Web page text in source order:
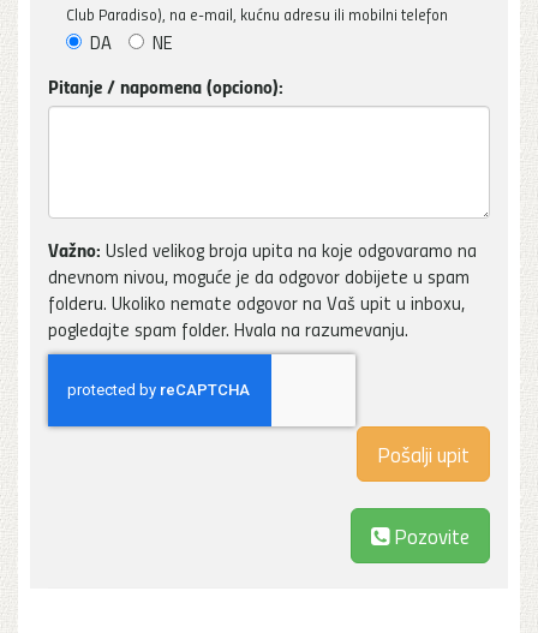
Club Paradiso), na e-mail, kućnu adresu ili mobilni telefon
DA NE
Pitanje / napomena (opciono):
Važno: Usled velikog broja upita na koje odgovaramo na
dnevnom nivou, moguće je da odgovor dobijete u spam
folderu. Ukoliko nemate odgovor na Vaš upit u inboxu,
pogledajte spam folder. Hvala na razumevanju.
Pozovite